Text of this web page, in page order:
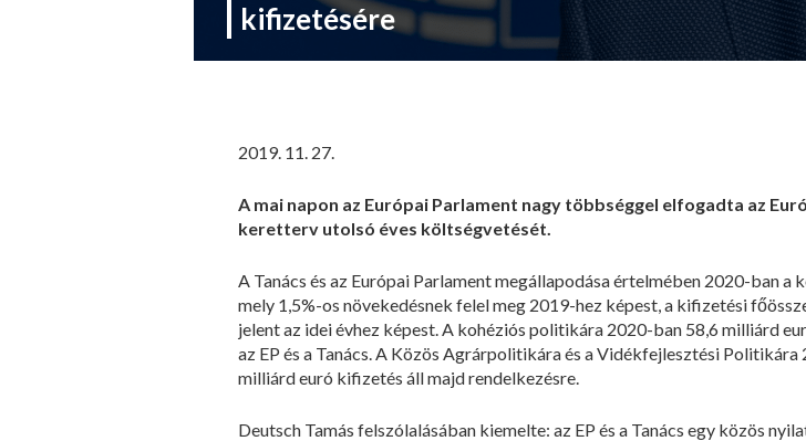
kifizetésére
2019. 11. 27.
A mai napon az Európai Parlament nagy többséggel elfogadta az
keretterv utolsó éves költségvetését.
A Tanács és az Európai Parlament megállapodása értelmében 2020-ban
mely 1,5%-os növekedésnek felel meg 2019-hez képest, a kifizetési
jelent az idei évhez képest. A kohéziós politikára 2020-ban 58,6 milliárd
az EP és a Tanács. A Közös Agrárpolitikára és a Vidékfejlesztési
milliárd euró kifizetés áll majd rendelkezésre.
Deutsch Tamás felszólalásában kiemelte: az EP és a Tanács egy közös